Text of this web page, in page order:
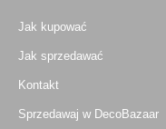
Jak kupować
Jak sprzedawać
Kontakt
Sprzedawaj w DecoBazaar